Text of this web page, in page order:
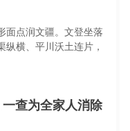
面点润文疆。文登坐落
横、平川沃土连片，
查为全家人消除